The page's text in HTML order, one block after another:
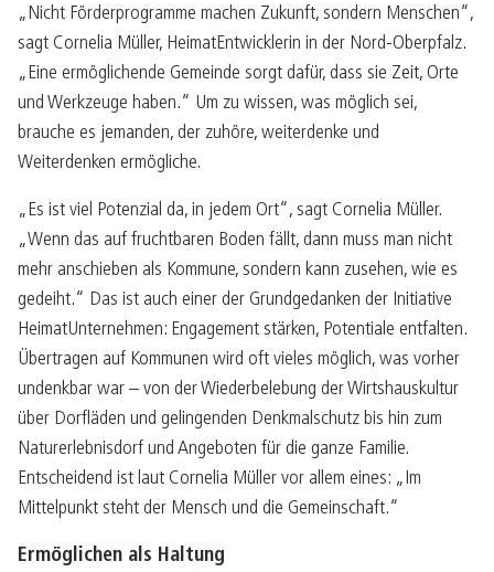
„Nicht Förderprogramme machen Zukunft, sondern Menschen“,
sagt Cornelia Müller, HeimatEntwicklerin in der Nord-Oberpfalz.
„Eine ermöglichende Gemeinde sorgt dafür, dass sie Zeit, Orte
und Werkzeuge haben.“ Um zu wissen, was möglich sei,
brauche es jemanden, der zuhöre, weiterdenke und
Weiterdenken ermögliche.
„Es ist viel Potenzial da, in jedem Ort“, sagt Cornelia Müller.
„Wenn das auf fruchtbaren Boden fällt, dann muss man nicht
mehr anschieben als Kommune, sondern kann zusehen, wie es
gedeiht.“ Das ist auch einer der Grundgedanken der Initiative
HeimatUnternehmen: Engagement stärken, Potentiale entfalten.
Übertragen auf Kommunen wird oft vieles möglich, was vorher
undenkbar war – von der Wiederbelebung der Wirtshauskultur
über Dorfläden und gelingenden Denkmalschutz bis hin zum
Naturerlebnisdorf und Angeboten für die ganze Familie.
Entscheidend ist laut Cornelia Müller vor allem eines: „Im
Mittelpunkt steht der Mensch und die Gemeinschaft.“
Ermöglichen als Haltung